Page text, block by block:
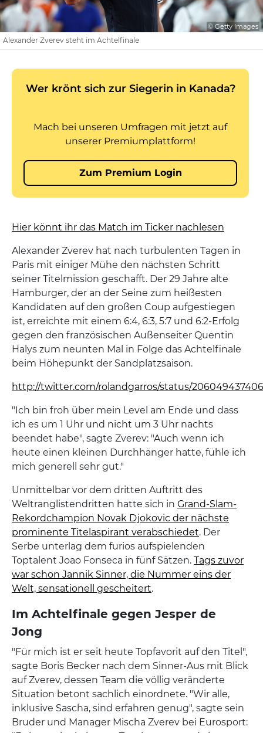
© Getty Images
Alexander Zverev steht im Achtelfinale
Hier könnt ihr das Match im Ticker nachlesen
Alexander Zverev hat nach turbulenten Tagen in
Paris mit einiger Mühe den nächsten Schritt
seiner Titelmission geschafft. Der 29 Jahre alte
Hamburger, der an der Seine zum heißesten
Kandidaten auf den großen Coup aufgestiegen
ist, erreichte mit einem 6:4, 6:3, 5:7 und 6:2-Erfolg
gegen den französischen Außenseiter Quentin
Halys zum neunten Mal in Folge das Achtelfinale
beim Höhepunkt der Sandplatzsaison.
http://twitter.com/rolandgarros/status/
"Ich bin froh über mein Level am Ende und dass
ich es um 1 Uhr und nicht um 3 Uhr nachts
beendet habe", sagte Zverev: "Auch wenn ich
heute einen kleinen Durchhänger hatte, fühle ich
mich generell sehr gut."
Unmittelbar vor dem dritten Auftritt des
Weltranglistendritten hatte sich in Grand-Slam-
Rekordchampion Novak Djokovic der nächste
prominente Titelaspirant verabschiedet. Der
Serbe unterlag dem furios aufspielenden
Toptalent Joao Fonseca in fünf Sätzen. Tags zuvor
war schon Jannik Sinner, die Nummer eins der
Welt, sensationell gescheitert.
Im Achtelfinale gegen Jesper de
Jong
"Für mich ist er seit heute Topfavorit auf den Titel",
sagte Boris Becker nach dem Sinner-Aus mit Blick
auf Zverev, dessen Team die völlig veränderte
Situation betont sachlich einordnete. "Wir alle,
inklusive Sascha, sind erfahren genug", sagte sein
Bruder und Manager Mischa Zverev bei Eurosport: